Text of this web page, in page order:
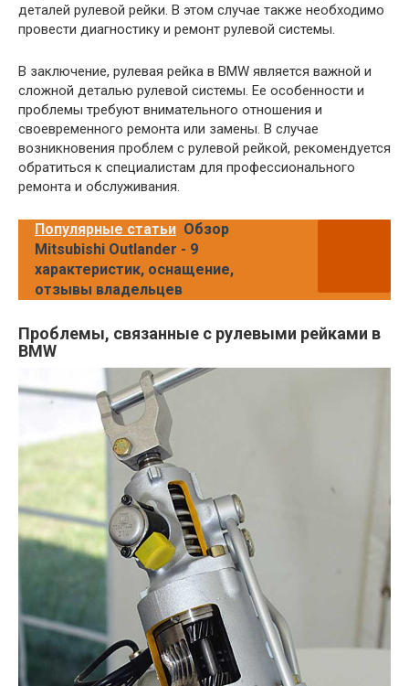
деталей рулевой рейки. В этом случае также необходимо
провести диагностику и ремонт рулевой системы.
В заключение, рулевая рейка в BMW является важной и
сложной деталью рулевой системы. Ее особенности и
проблемы требуют внимательного отношения и
своевременного ремонта или замены. В случае
возникновения проблем с рулевой рейкой, рекомендуется
обратиться к специалистам для профессионального
ремонта и обслуживания.
Популярные статьи Обзор
Mitsubishi Outlander - 9
характеристик, оснащение,
отзывы владельцев
Проблемы, связанные с рулевыми рейками в
BMW